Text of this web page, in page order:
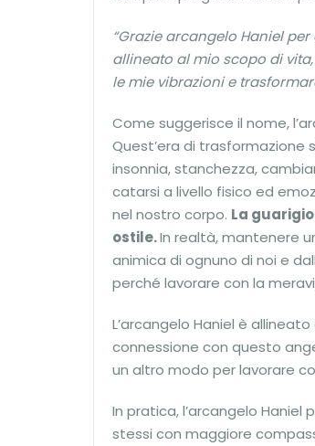
“Grazie arcangelo Haniel
allineato al mio scopo di
le mie vibrazioni e
Come suggerisce il nome,
Quest’era di trasformazione
insonnia, stanchezza,
catarsi a livello fisico ed
nel nostro corpo. La
ostile.In realtà, mantenere
animica di ognuno di noi e
perché lavorare con la
L’arcangelo Haniel è
connessione con questo
un altro modo per lavorare
In pratica, l’arcangelo
stessi con maggiore